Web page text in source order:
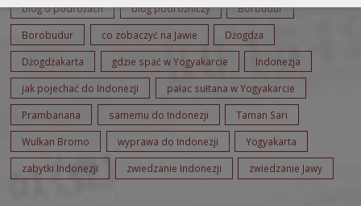
blog o podróżach blog podróżniczy Borbudur
Borobudur co zobaczyć na Jawie Dżogdża
Dżogdżakarta gdzie spać w Yogyakarcie Indonezja
jak pojechać do Indonezji pałac sułtana w Yogyakarcie
Prambanana samemu do Indonezji Taman Sari
Wulkan Bromo wyprawa do Indonezji Yogyakarta
zabytki Indonezji zwiedzanie Indonezji zwiedzanie Jawy